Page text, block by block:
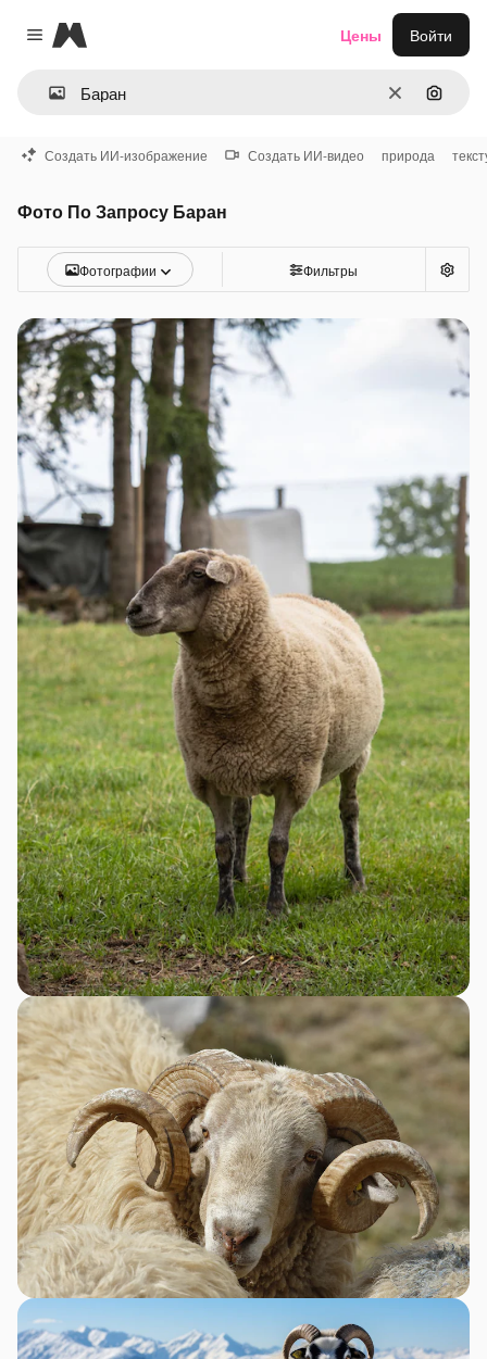
Close menu
Magnific
ОчиститьПоиск
Цены Войти
Создать ИИ-изображение Создать ИИ-видео природа
Фото По Запросу Баран
Фотографии Фильтры